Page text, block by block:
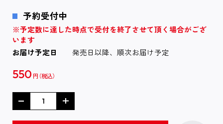
予約受付中
※予定数に達した時点で受付を終了させて頂く場合がござ
います
お届け予定日
発売日以降、順次お届け予定
550 円